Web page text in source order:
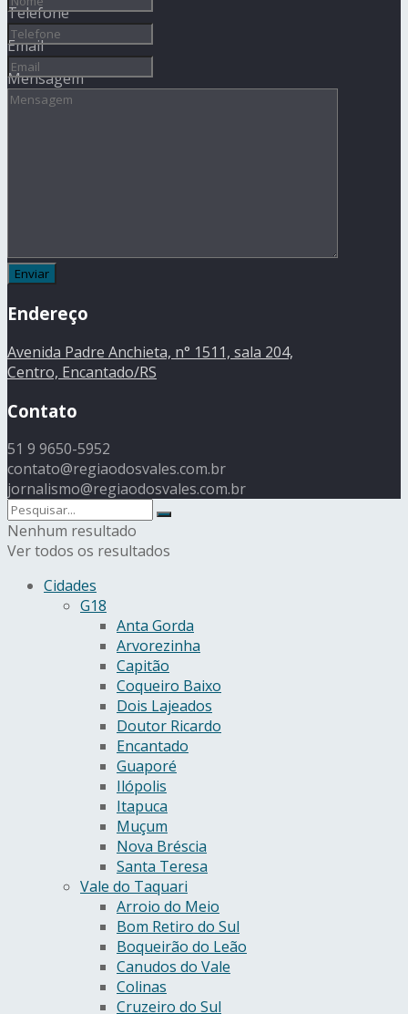
Telefone
Email
Mensagem
Endereço
Avenida Padre Anchieta, n° 1511, sala 204,
Centro, Encantado/RS
Contato
51 9 9650-5952
contato@regiaodosvales.com.br
jornalismo@regiaodosvales.com.br
Nenhum resultado
Ver todos os resultados
Cidades
G18
Anta Gorda
Arvorezinha
Capitão
Coqueiro Baixo
Dois Lajeados
Doutor Ricardo
Encantado
Guaporé
Ilópolis
Itapuca
Muçum
Nova Bréscia
Santa Teresa
Vale do Taquari
Arroio do Meio
Bom Retiro do Sul
Boqueirão do Leão
Canudos do Vale
Colinas
Cruzeiro do Sul